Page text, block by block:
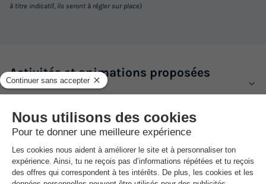
à titre indicatif, ils seront à régler sur place)
Activités et animations proposées
Espace aquatique, Animations, Sports et Loisirs
Services sur place et à proximité
Santé et Bien-être, Commerces et Restauration, Locations et